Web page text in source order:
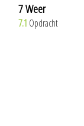
7 Weer
7.1 Opdracht